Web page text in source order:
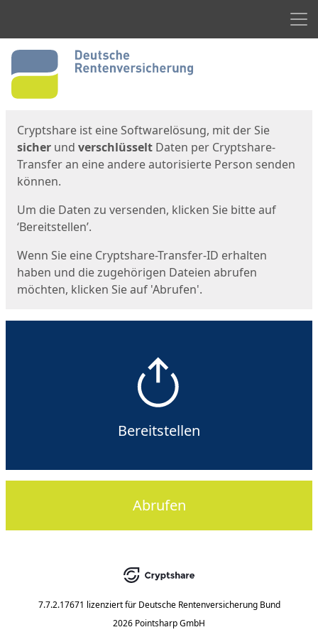
Start
Cryptshare ist eine Softwarelösung, mit der Sie
sicher und verschlüsselt Daten per Cryptshare-
Transfer an eine andere autorisierte Person senden
können.
Um die Daten zu versenden, klicken Sie bitte auf
‘Bereitstellen’.
Wenn Sie eine Cryptshare-Transfer-ID erhalten
haben und die zugehörigen Dateien abrufen
möchten, klicken Sie auf 'Abrufen'.
Bereitstellen
Abrufen
7.7.2.17671 lizenziert für Deutsche Rentenversicherung Bund
2026 Pointsharp GmbH